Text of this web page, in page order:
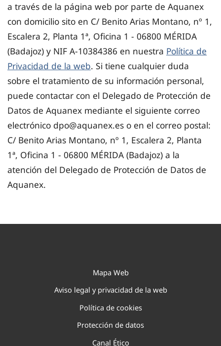
a través de la página web por parte de Aquanex
con domicilio sito en C/ Benito Arias Montano, nº 1,
Escalera 2, Planta 1ª, Oficina 1 - 06800 MÉRIDA
(Badajoz) y NIF A-10384386 en nuestra Política de
Privacidad de la web. Si tiene cualquier duda
sobre el tratamiento de su información personal,
puede contactar con el Delegado de Protección de
Datos de Aquanex mediante el siguiente correo
electrónico dpo@aquanex.es o en el correo postal:
C/ Benito Arias Montano, nº 1, Escalera 2, Planta
1ª, Oficina 1 - 06800 MÉRIDA (Badajoz) a la
atención del Delegado de Protección de Datos de
Aquanex.
Mapa Web
Aviso legal y privacidad de la web
Política de cookies
Protección de datos
Canal Ético